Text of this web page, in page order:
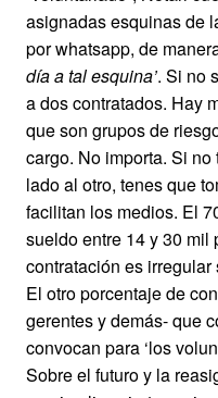
asignadas esquinas de
por whatsapp, de
día a tal esquina’. Si no
a dos contratados. Hay
que son grupos de
cargo. No importa. Si
lado al otro, tenes que
facilitan los medios. El
sueldo entre 14 y 30 mil
contratación es
El otro porcentaje de
gerentes y demás- que
convocan para ‘los
Sobre el futuro y la